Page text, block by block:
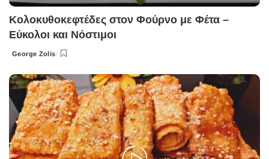
Κολοκυθοκεφτέδες στον Φούρνο με Φέτα –
Εύκολοι και Νόστιμοι
Posted
George Zolis